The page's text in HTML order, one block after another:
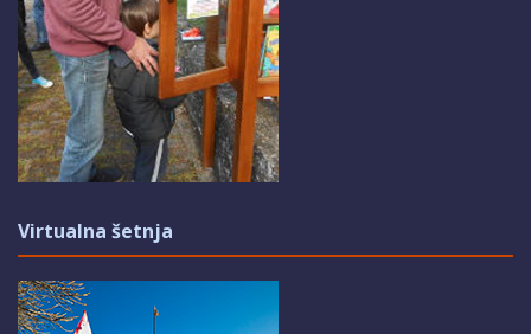
Virtualna šetnja